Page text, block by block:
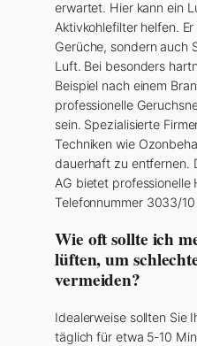
erwartet. Hier kann ein
Aktivkohlefilter helfen.
Gerüche, sondern auch
Luft. Bei besonders
Beispiel nach einem
professionelle
sein. Spezialisierte
Techniken wie
dauerhaft zu entfernen.
AG bietet professionelle
Telefonnummer 3033/10
Wie oft sollte ich
lüften, um
vermeiden?
Idealerweise sollten Sie
täglich für etwa 5-10